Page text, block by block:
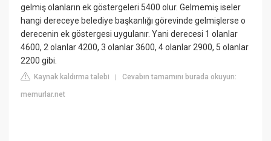
gelmiş olanların ek göstergeleri 5400 olur. Gelmemiş iseler
hangi dereceye belediye başkanlığı görevinde gelmişlerse o
derecenin ek göstergesi uygulanır. Yani derecesi 1 olanlar
4600, 2 olanlar 4200, 3 olanlar 3600, 4 olanlar 2900, 5 olanlar
2200 gibi.
Kaynak kaldırma talebi |Cevabın tamamını burada okuyun:
memurlar.net